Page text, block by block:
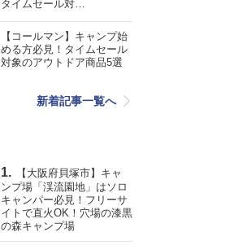
タイムセール対…
【コールマン】キャンプ始
める方必見！タイムセール
対象のアウトドア商品5選
新着記事一覧へ
【大阪府貝塚市】キャ
ンプ場「渓流園地」はソロ
キャンパー必見！フリーサ
イトで直火OK！穴場の漆黒
の森キャンプ場